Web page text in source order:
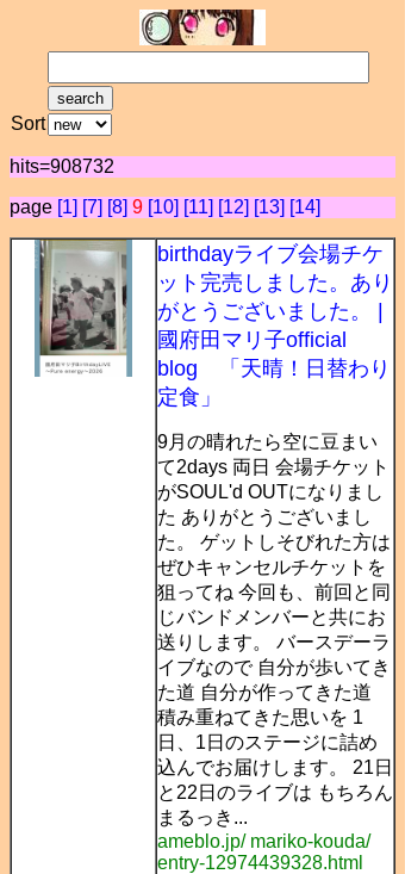
Sort
hits=908732
page [1] [7] [8] 9 [10] [11] [12] [13] [14]
birthdayライブ会場チケ
ット完売しました。あり
がとうございました。 |
國府田マリ子official
blog 「天晴！日替わり
定食」
9月の晴れたら空に豆まい
て2days 両日 会場チケット
がSOUL'd OUTになりまし
た ありがとうございまし
た。 ゲットしそびれた方は
ぜひキャンセルチケットを
狙ってね 今回も、前回と同
じバンドメンバーと共にお
送りします。 バースデーラ
イブなので 自分が歩いてき
た道 自分が作ってきた道
積み重ねてきた思いを 1
日、1日のステージに詰め
込んでお届けします。 21日
と22日のライブは もちろん
まるっき...
ameblo.jp/ mariko-kouda/
entry-12974439328.html